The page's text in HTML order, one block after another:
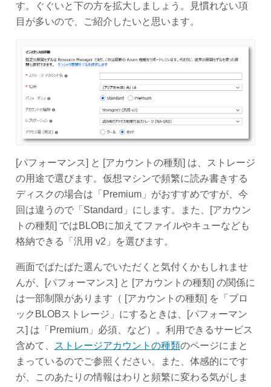
す。ぐぐいと下の方を拡大しましょう。見慣れない項
目が多いので、ご紹介したいと思います。
[パフォーマンス] と [アカウントの種類] は、ストレージ
の用途で選びます。仮想マシンで頻繁に読み書きする
ディスクの場合は「Premium」がおすすめですが、今
回は違うので「Standard」にします。また、[アカウン
トの種類] ではBLOBに加えてファイルやキューなども
格納できる「汎用 v2」を選びます。
画面でぱたぱた選んでいただくと気付くかもしれませ
んが、[パフォーマンス] と [アカウントの種類] の関係に
は一部制限があります（ [アカウントの種類] を「ブロ
ックBLOBストレージ」にするときは、[パフォーマン
ス] は「Premium」必須、など）。利用できるサービス
含めて、
ストレージアカウントの種類のページにまと
まっているのでご参照ください。また、体感的にです
が、このあたりの情報はわりと頻繁に変わる気がしま